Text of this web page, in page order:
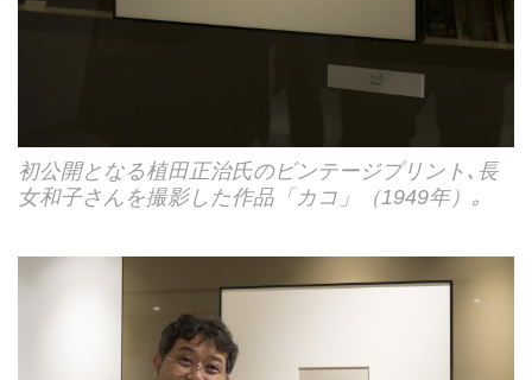
初公開となる植田正治氏のビンテージプリント､長
女和子さんを撮影した作品「カコ」（1949年）｡